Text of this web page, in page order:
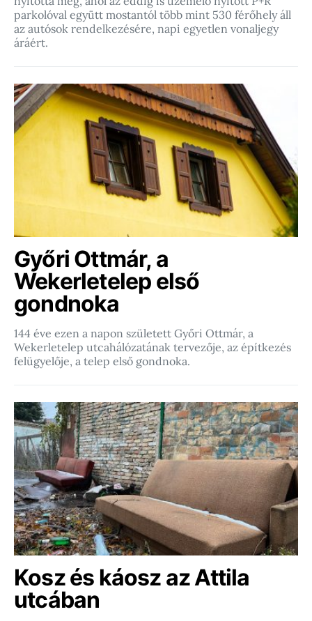
parkolóval együtt mostantól több mint 530 férőhely áll
az autósok rendelkezésére, napi egyetlen vonaljegy
áráért.
Győri Ottmár, a
Wekerletelep első
gondnoka
144 éve ezen a napon született Győri Ottmár, a
Wekerletelep utcahálózatának tervezője, az építkezés
felügyelője, a telep első gondnoka.
Kosz és káosz az Attila
utcában